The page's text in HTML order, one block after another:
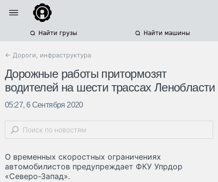
Найти грузы Найти машины
← Дороги, инфраструктура
Дорожные работы притормозят
водителей на шести трассах Ленобласти
05:27, 6 Сентября 2020
О временных скоростных ограничениях
автомобилистов предупреждает ФКУ Упрдор
«Северо-Запад».